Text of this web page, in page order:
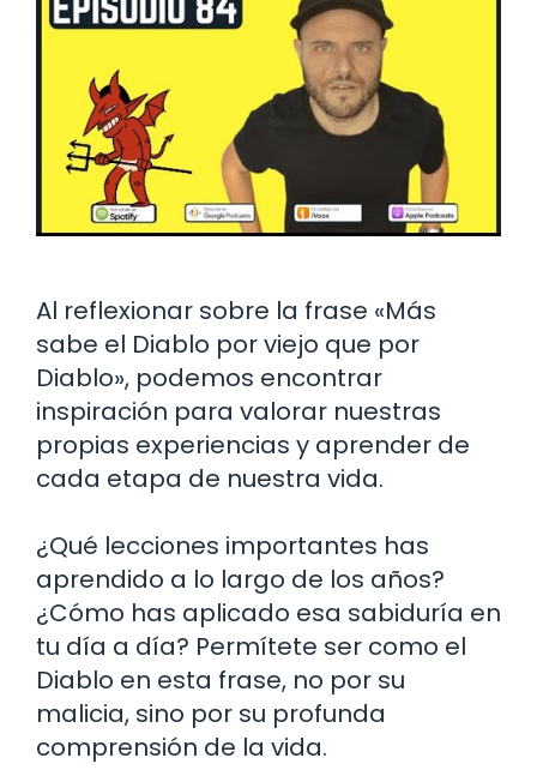
Al reflexionar sobre la frase «Más
sabe el Diablo por viejo que por
Diablo», podemos encontrar
inspiración para valorar nuestras
propias experiencias y aprender de
cada etapa de nuestra vida.
¿Qué lecciones importantes has
aprendido a lo largo de los años?
¿Cómo has aplicado esa sabiduría en
tu día a día? Permítete ser como el
Diablo en esta frase, no por su
malicia, sino por su profunda
comprensión de la vida.